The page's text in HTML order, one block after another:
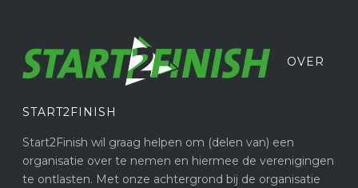
OVER
START2FINISH
Start2Finish wil graag helpen om (delen van) een
organisatie over te nemen en hiermee de verenigingen
te ontlasten. Met onze achtergrond bij de organisatie